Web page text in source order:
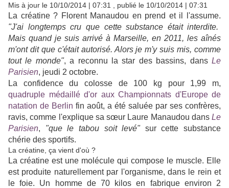
Mis à jour le 10/10/2014 | 07:31 , publié le 10/10/2014 | 07:31
La créatine ? Florent Manaudou en prend et il l'assume.
"J'ai longtemps cru que cette substance était interdite.
Mais quand je suis arrivé à Marseille, en 2011, les aînés
m'ont dit que c'était autorisé. Alors je m'y suis mis, comme
tout le monde", a reconnu la star des bassins, dansLe
Parisien, jeudi 2 octobre.
La confidence du colosse de 100 kg pour 1,99 m,
quadruple médaillé d'or aux Championnats d'Europe de
natation de Berlin fin août, a été saluée par ses confrères,
ravis, comme l'explique sa sœur Laure Manaudou dans Le
Parisien, "que le tabou soit levé"sur cette substance
chérie des sportifs.
La créatine, ça vient d'où ?
La créatine est une molécule qui compose le muscle. Elle
est produite naturellement par l'organisme, dans le rein et
le foie. Un homme de 70 kilos en fabrique environ 2